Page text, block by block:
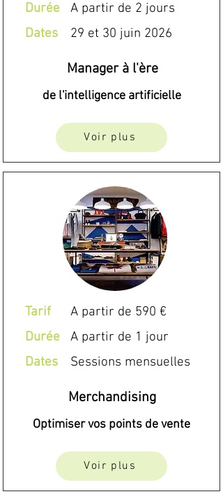
Durée
A partir de 2 jours
Dates
29 et 30 juin 2026
Manager à l'ère
de l'intelligence artificielle
Voir plus
Tarif
A partir de 590 €
Durée
A partir de 1 jour
Dates
Sessions mensuelles
Merchandising
Optimiser vos points de vente
Voir plus